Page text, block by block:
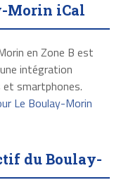
Morin iCal
en Zone B est
intégration
et smartphones.
Le Boulay-Morin
du Boulay-